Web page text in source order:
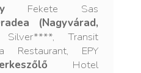
Fekete Sas
(Nagyvárad,
Transit
Restaurant, EPY
Hotel